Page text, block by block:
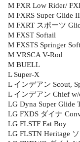
M FXR Low Rider/
M FXRS Super Glide II
M FXRT スポーツ
M FXST Softail
M FXSTS Springer
M VRSCA V-Rod
M BUELL
L Super-X
L インデアン Scout,
L インデアン Chief
LG Dyna Super Glide
LG FXDS ダイナ
LG FLSTF Fat Boy
LG FLSTN Heritage